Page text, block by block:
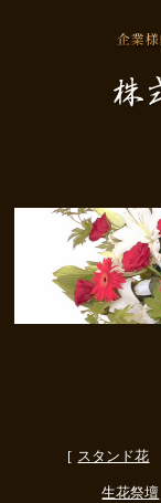
スタンド花
生花祭壇